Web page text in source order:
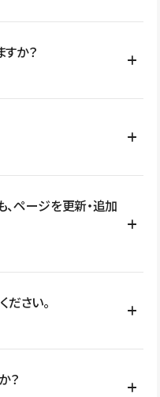
URLを整理したうえで、
。 WordPressの場合は、
行されるわけではないた
設計、URL・リダイレク
か？
複数部門での運用、権限管
の連携など、個別の要件が
。CMS利用数の上限、権限
す。詳しくは料金プランペ
ページを更新・追加
更新範囲を設計しておく
用できます。 さらにコン
作業を進めやすくなりま
ださい。
全に利用できるよう、通信
？